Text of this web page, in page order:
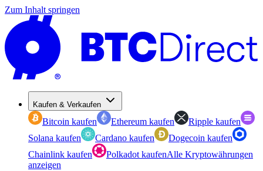
Zum Inhalt springen
Kaufen & Verkaufen
Bitcoin kaufen Ethereum kaufen
Ripple kaufen
Solana kaufen
Cardano kaufen
Dogecoin kaufen
Chainlink kaufen
Polkadot kaufenAlle Kryptowährungen
anzeigen